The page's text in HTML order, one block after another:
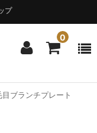
プ
0
目ブランチプレート